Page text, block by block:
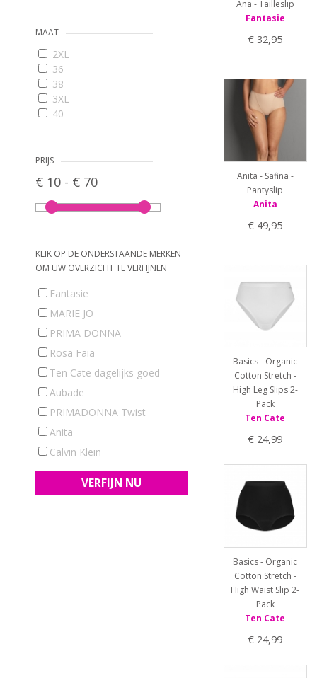
MAAT
2XL
36
38
3XL
40
46
4XL
50
52
65
70
80
85
90
95
100
105
110
115
L
L/X
L/XL
M
One Size
PRIJS
€ 10 - € 70
KLIK OP DE ONDERSTAANDE MERKEN
OM UW OVERZICHT TE VERFIJNEN
Fantasie
MARIE JO
PRIMA DONNA
Rosa Faia
Ten Cate dagelijks goed
Aubade
PRIMADONNA Twist
Anita
Calvin Klein
Ana - Tailleslip
Fantasie
€ 32,95
Anita - Safina -
Pantyslip
Anita
€ 49,95
Basics - Organic
Cotton Stretch -
High Leg Slips 2-
Pack
Ten Cate
€ 24,99
Basics - Organic
Cotton Stretch -
High Waist Slip 2-
Pack
Ten Cate
€ 24,99